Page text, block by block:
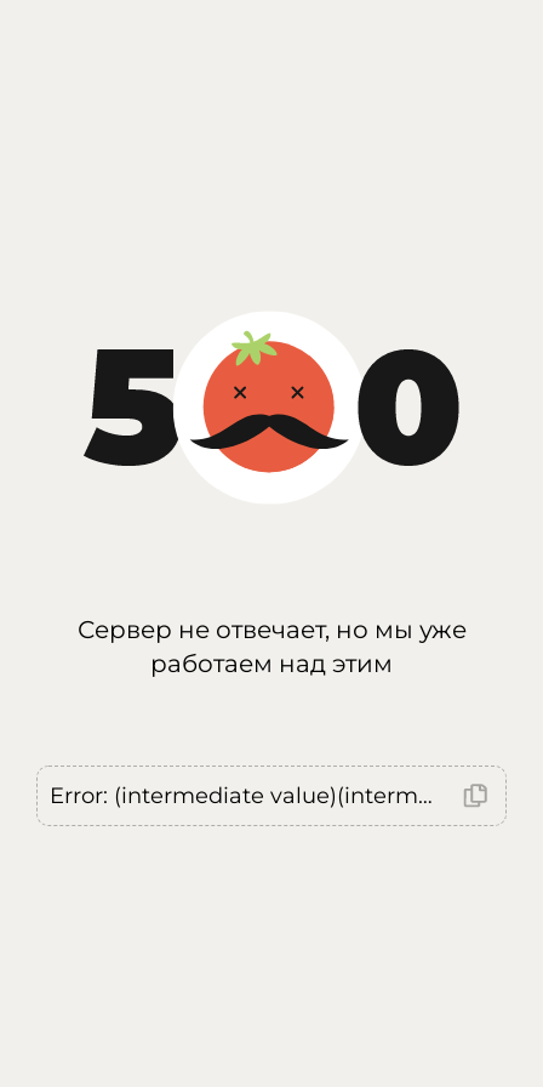
Сервер не отвечает, но мы уже
работаем над этим
Error: (intermediate value)(intermediate value)(intermediate value).replaceAll is not a function